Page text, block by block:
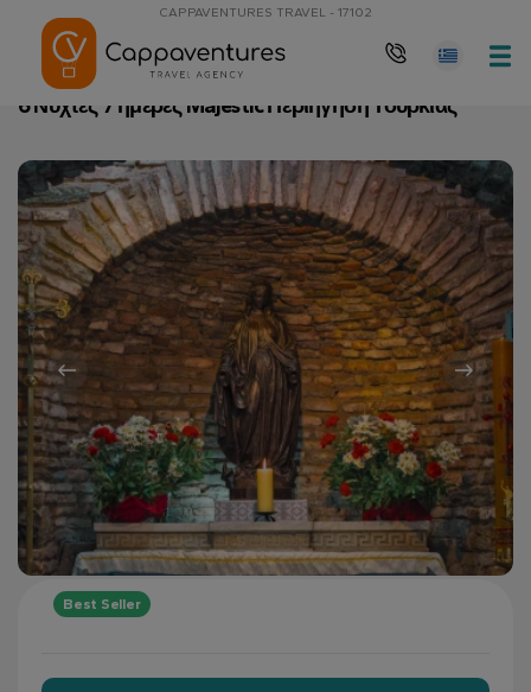
CAPPAVENTURES TRAVEL - 17102
Αρχική Σελίδα
6 Νύχτες 7 ημέρες Majestic Περιήγηση Τουρκίας
Best Seller